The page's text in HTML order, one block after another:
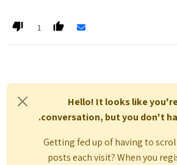
או טכנאי כאן בפורום, רק עוזר בזמני פה ושם...)
1
Hello! It looks like
conversation, but you don't
Getting fed up of having to
posts each visit? When you